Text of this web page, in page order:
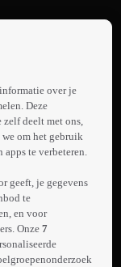
over je
Deze
zelf deelt met ons,
we om het gebruik
apps te verbeteren.
geeft, je gegevens
te
en voor
Onze7